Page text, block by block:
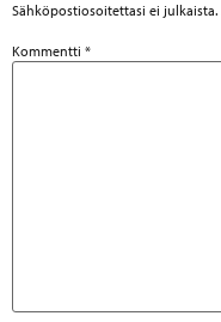
Sähköpostiosoitettasi ei julkaista.
Kommentti *